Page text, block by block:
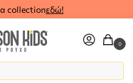
collectionεδώ!
0